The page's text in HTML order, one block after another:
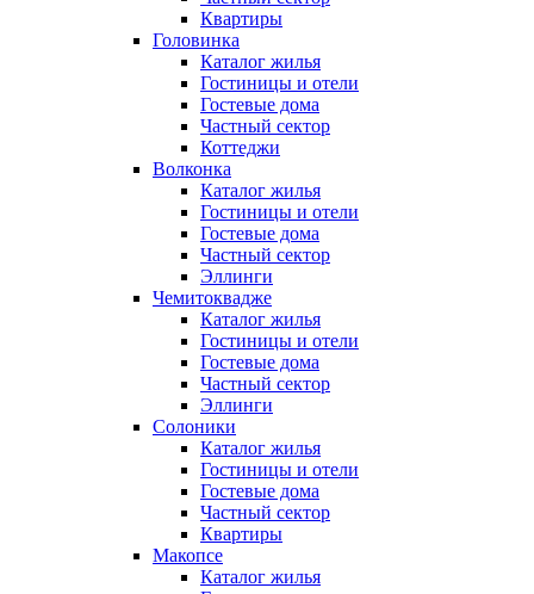
Квартиры
Головинка
Каталог жилья
Гостиницы и отели
Гостевые дома
Частный сектор
Коттеджи
Волконка
Каталог жилья
Гостиницы и отели
Гостевые дома
Частный сектор
Эллинги
Чемитоквадже
Каталог жилья
Гостиницы и отели
Гостевые дома
Частный сектор
Эллинги
Солоники
Каталог жилья
Гостиницы и отели
Гостевые дома
Частный сектор
Квартиры
Макопсе
Каталог жилья